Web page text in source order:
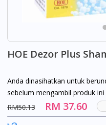
HOE Dezor Plus
Anda dinasihatkan untuk
sebelum mengambil produk ini
RM50.13
RM 37.60